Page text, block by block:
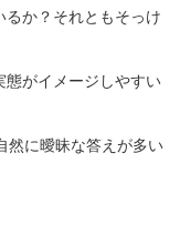
るか？それともそっけ
態がイメージしやすい
然に曖昧な答えが多い